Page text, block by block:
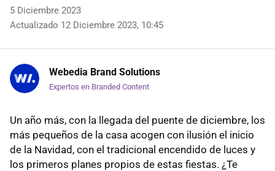
5 Diciembre 2023
Actualizado 12 Diciembre 2023, 10:45
Webedia Brand Solutions
Expertos en Branded Content
Un año más, con la llegada del puente de diciembre, los
más pequeños de la casa acogen con ilusión el inicio
de la Navidad, con el tradicional encendido de luces y
los primeros planes propios de estas fiestas. ¿Te